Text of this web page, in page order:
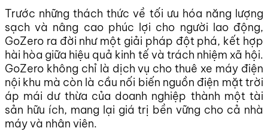
Trước những thách thức về tối ưu hóa năng lượng
sạch và nâng cao phúc lợi cho người lao động,
GoZero ra đời như một giải pháp đột phá, kết hợp
hài hòa giữa hiệu quả kinh tế và trách nhiệm xã hội.
GoZero không chỉ là dịch vụ cho thuê xe máy điện
nội khu mà còn là cầu nối biến nguồn điện mặt trời
áp mái dư thừa của doanh nghiệp thành một tài
sản hữu ích, mang lại giá trị bền vững cho cả nhà
máy và nhân viên.